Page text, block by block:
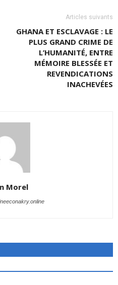
Articles suivants
GHANA ET ESCLAVAGE : LE
PLUS GRAND CRIME DE
L’HUMANITÉ, ENTRE
MÉMOIRE BLESSÉE ET
REVENDICATIONS
INACHEVÉES
Morel